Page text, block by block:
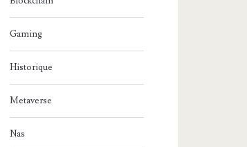
Gaming
Historique
Metaverse
Nas